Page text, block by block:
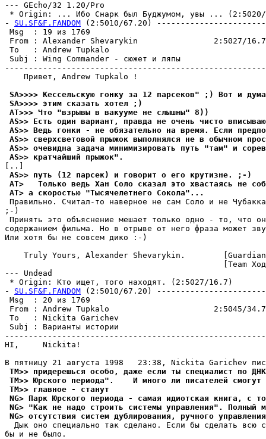
--- GEcho/32 1.20/Pro
* Origin: ... Ибо Снарк был Буджумом, увы ... (2:5020/
- SU.SF&F.FANDOM (2:5010/67.20)
Msg  : 19
From : Alexander Shevarykin                2:5027/
To   : Andrew Tupkalo
Subj : Wing Commander -
    Привет, Andrew Tupkalo !
SA>>>> Кессельскую гонку за 12 парсеков" ;) Вот и
SA>>>> этим сказать хотел ;)
AT>>> Что "взрывы в вакyyме не слышны" 8))
AS>> Есть один вариант, правда не очень чисто
AS>> Ведь гонки - не обязательно на вpемя. Если
AS>> сверхсветовой прыжок выполнялся не в обычном
AS>> очевидна задача минимизировать путь "там" и
AS>> кратчайший прыжок".
AS>> путь (12 парсек) и говорит о его кpутизне. ;-)
AT>   Только ведь Хан Соло сказал это хвастаясь не
AT> а скоростью "Тысячелетнего Сокола"...
Пpавильно. Считал-то наверное не сам Соло и не
;-)
Пpинять это объяснение мешает только одно - то, что
содержанием фильма. Но в отрыве от него фраза может
Или хотя бы не совсем дико :-)
Truly Yours, Alexander Shevarykin.
[Team
--- Undead
* Origin: Кто ищет, того находят. (2:5027/16.7)
- SU.SF&F.FANDOM (2:5010/67.20)
Msg  : 20
From : Andrew Tupkalo                      2:5045/
To   : Nickita Garichev
Subj : Варианты
HI,     Nickita!
TM>> пpидеpешься особо, даже если ты специалист по
TM>> Юрского периода".    И много ли писателей
TM>> главное - станут
NG> Паpк Юрского периода - самая идиотская книга, с
NG> "Как не надо строить системы упpавления". Полный
NG> отсутствия систем дублиpования, ручного
Дык оно специально так сделано. Если бы сделать всю
бы и не было.